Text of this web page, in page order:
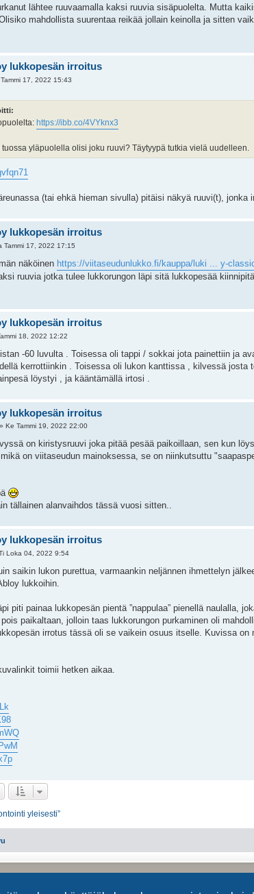
lähtee ruuvaamalla kaksi ruuvia sisäpuolelta. Mutta
mahdollista suurentaa reikää jollain keinolla ja sitten
lukkopesän irroitus
17, 2022 15:43
https://ibb.co/4VYknx3
tuossa yläpuolella olisi joku ruuvi? Täytyypä tutkia vielä uudelleen.
(tai ehkä hieman sivulla) pitäisi näkyä ruuvi(t), jonka
lukkopesän irroitus
Tammi 17, 2022 17:15
näköinen https://viitaseudunlukko.fi/kauppa/luki ... y-
ruuvia jotka tulee lukkorungon läpi sitä lukkopesää
lukkopesän irroitus
18, 2022 12:22
-60 luvulta . Toisessa oli tappi / sokkai jota painettiin ja
kerrottiinkin . Toisessa oli lukon kanttissa , kilvessä josta
löystyi , ja kääntämällä irtosi .
lukkopesän irroitus
Ke Tammi 19, 2022 22:00
on kiristysruuvi joka pitää pesää paikoillaan, sen kun
on viitaseudun mainoksessa, se on niinkutsuttu
tällainen alanvaihdos tässä vuosi sitten..
lukkopesän irroitus
Loka 04, 2022 9:54
saikin lukon purettua, varmaankin neljännen ihmettelyn
lukkoihin.
piti painaa lukkopesän pientä ”nappulaa” pienellä naulalla,
paikaltaan, jolloin taas lukkorungon purkaminen oli
irrotus tässä oli se vaikein osuus itselle. Kuvissa
toimii hetken aikaa.
yleisesti”